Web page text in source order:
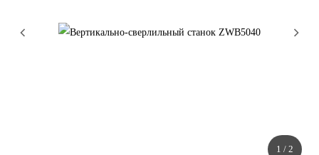
1 / 2